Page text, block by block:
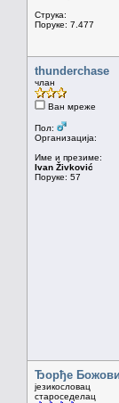
Струка:
Поруке: 7.477
thunderchase
члан
Ван мреже
Пол:
Организација:
Име и презиме:
Ivan Živković
Поруке: 57
Ђорђе
језикословац
староседелац